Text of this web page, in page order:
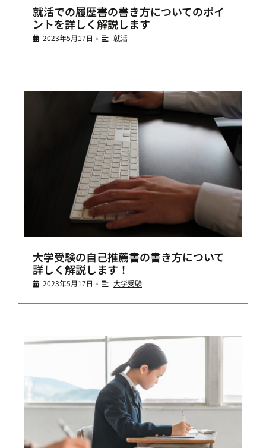
就活での履歴書の書き方についてのポイ
ントを詳しく解説します
2023年5月17日 • 就活
大学受験の自己推薦書の書き方について
詳しく解説します！
2023年5月17日 • 大学受験